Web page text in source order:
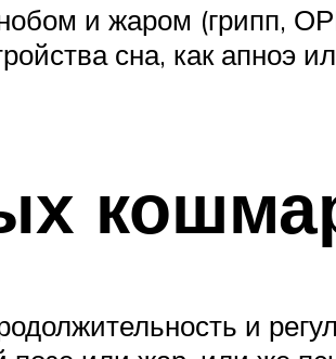
и жаром (грипп,
сна, как апноэ
и